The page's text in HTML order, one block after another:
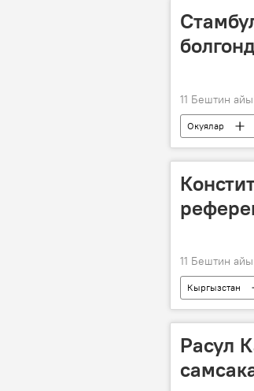
11 Бештин
Окуялар
теракт
11 Бештин
Кыргызстан
Референдум
Расул